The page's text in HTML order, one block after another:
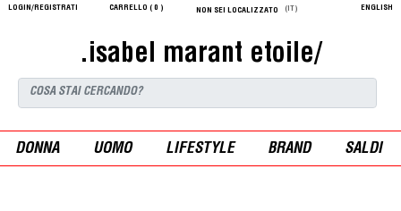
LOGIN/REGISTRATI CARRELLO ( 0 ) NON SEI LOCALIZZATO (IT) ENGLISH
.isabel marant etoile/
DONNA UOMO LIFESTYLE BRAND SALDI